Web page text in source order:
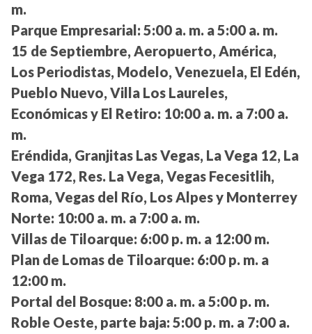
m.
Parque Empresarial: 5:00 a. m. a 5:00 a. m.
15 de Septiembre, Aeropuerto, América,
Los Periodistas, Modelo, Venezuela, El Edén,
Pueblo Nuevo, Villa Los Laureles,
Económicas y El Retiro: 10:00 a. m. a 7:00 a.
m.
Eréndida, Granjitas Las Vegas, La Vega 12, La
Vega 172, Res. La Vega, Vegas Fecesitlih,
Roma, Vegas del Río, Los Alpes y Monterrey
Norte: 10:00 a. m. a 7:00 a. m.
Villas de Tiloarque: 6:00 p. m. a 12:00 m.
Plan de Lomas de Tiloarque: 6:00 p. m. a
12:00 m.
Portal del Bosque: 8:00 a. m. a 5:00 p. m.
Roble Oeste, parte baja: 5:00 p. m. a 7:00 a.